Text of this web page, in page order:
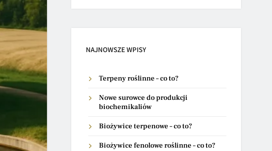
NAJNOWSZE WPISY
Terpeny roślinne – co to?
Nowe surowce do produkcji
biochemikaliów
Biożywice terpenowe – co to?
Biożywice fenolowe roślinne – co to?